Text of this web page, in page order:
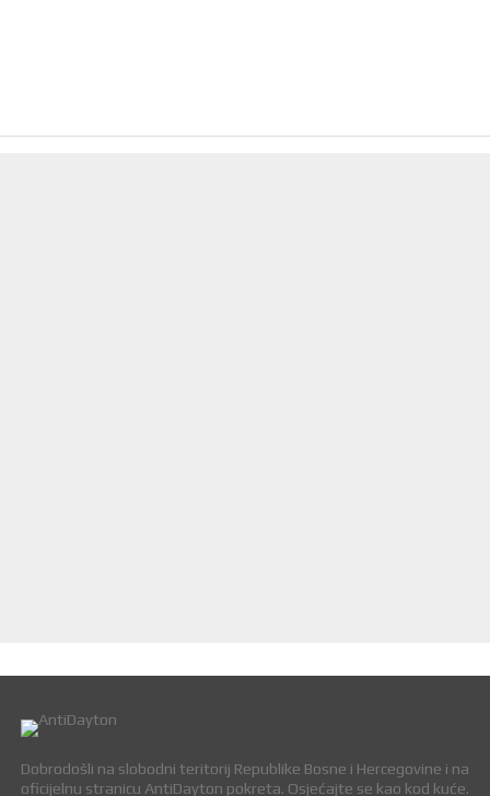
Dobrodošli na slobodni teritorij Republike Bosne i Hercegovine i na
oficijelnu stranicu AntiDayton pokreta. Osjećajte se kao kod kuće.